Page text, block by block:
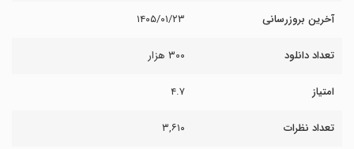
آخرین بروزرسانی ۱۴۰۵/۰۱/۲۳
تعداد دانلود ۳۰۰ هزار
امتیاز ۴.۷
تعداد نظرات ۳,۶۱۰